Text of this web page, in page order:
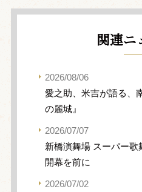
関連ニ
2026/08/06
愛之助、米吉が語る、
の麗城』
2026/07/07
新橋演舞場 スーパー
開幕を前に
2026/07/02